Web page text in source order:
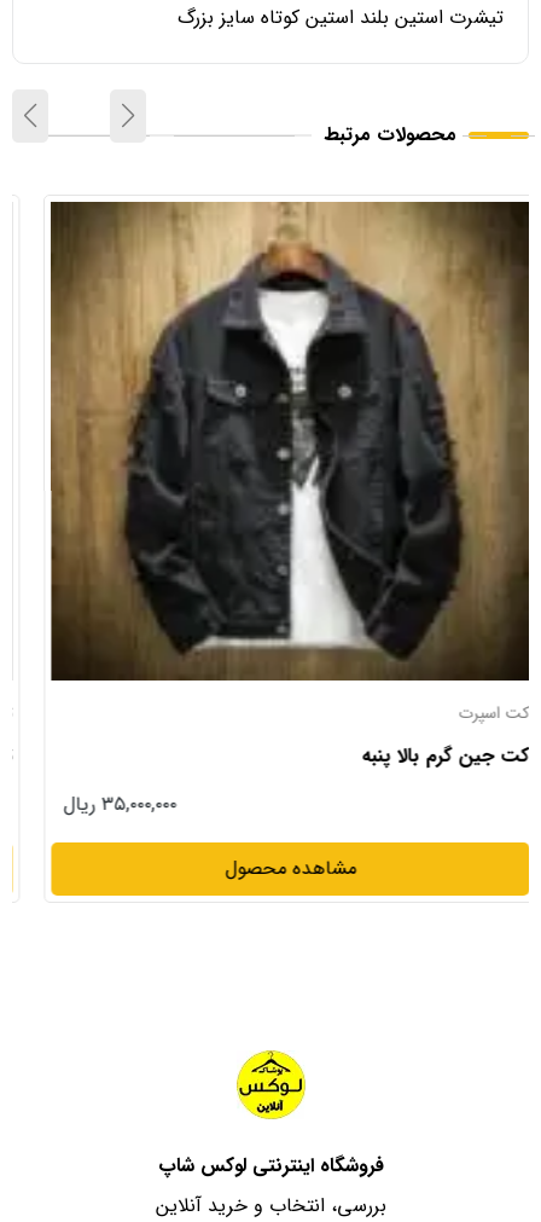
تیشرت استین بلند استین کوتاه سایز بزرگ
محصولات مرتبط
تیشرت های پرداخت درب منزل
تیشرت خاص
۱۳,۹۹۰,۰۰۰ ریال
مشاهده محصول
فروشگاه اینترنتی لوکس شاپ
بررسی، انتخاب و خرید آنلاین